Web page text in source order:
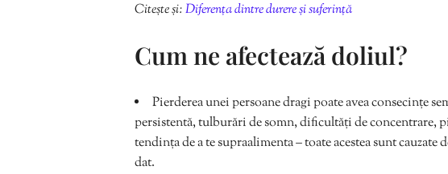
Citește și:Diferența dintre durere și suferință
Cum ne afectează doliul?
Pierderea unei persoane dragi poate avea consecințe
persistentă, tulburări de somn, dificultăți de concentrare,
tendința de a te supraalimenta – toate acestea sunt
dat.